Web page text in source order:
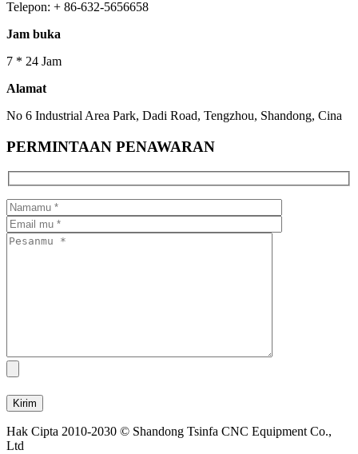
Telepon: + 86-632-5656658
Jam buka
7 * 24 Jam
Alamat
No 6 Industrial Area Park, Dadi Road, Tengzhou, Shandong, Cina
PERMINTAAN PENAWARAN
Hak Cipta 2010-2030 © Shandong Tsinfa CNC Equipment Co.,
Ltd